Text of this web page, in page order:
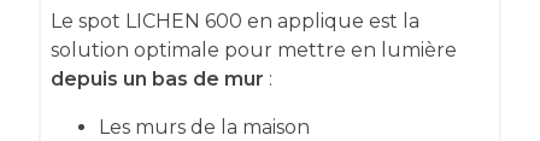
Le spot LICHEN 600 en applique est la
solution optimale pour mettre en lumière
depuis un bas de mur :
Les murs de la maison